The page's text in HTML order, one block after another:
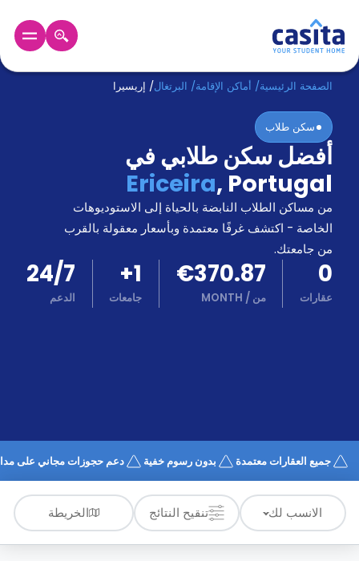
الرئيسية عربي EUR
دخول
حجز
السكن
نحن؟
المدونة
أخبر
أصدقائك
اكسب
كن
كيف
تعمل؟
الأسئلة
الشائعة
الصفحة الرئيسية/ أماكن الإقامة/ البرتغال/ إريسيرا
سكن طلاب
أفضل سكن طلابي في
Ericeira, Portugal
من مساكن الطلاب النابضة بالحياة إلى الاستوديوهات
الخاصة - اكتشف غرفًا معتمدة وبأسعار معقولة بالقرب
من جامعتك.
0
عقارات
€370.87
من /
MONTH
1
+
جامعات
24/7
الدعم
جميع العقارات معتمدة بدون رسوم خفية دعم حجوزات مجاني على مدار
الانسب لك تنقيح النتائج الخريطة